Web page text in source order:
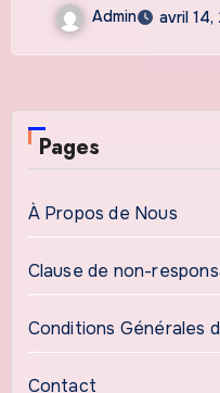
Admin avril 14,
Pages
À Propos de Nous
Clause de non-
Conditions Générales
Contact